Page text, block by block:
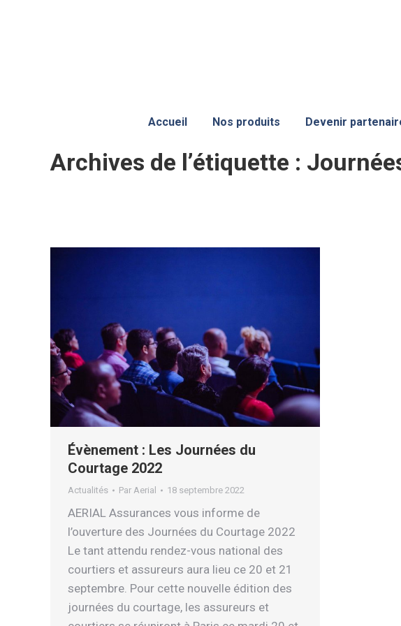
Accueil Nos produits Devenir
Archives de l’étiquette :
Évènement : Les Journées du
Courtage 2022
Actualités Par Aerial 18 septembre 2022
AERIAL Assurances vous informe de
l’ouverture des Journées du Courtage 2022
Le tant attendu rendez-vous national des
courtiers et assureurs aura lieu ce 20 et 21
septembre. Pour cette nouvelle édition des
journées du courtage, les assureurs et